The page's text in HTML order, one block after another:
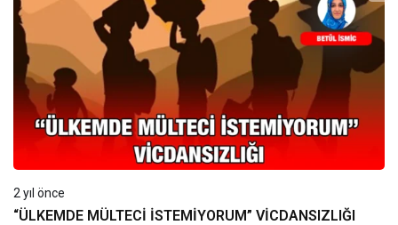
2 yıl önce
“ÜLKEMDE MÜLTECİ İSTEMİYORUM” VİCDANSIZLIĞI